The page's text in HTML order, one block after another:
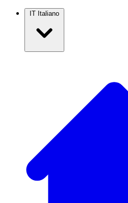
IT Italiano